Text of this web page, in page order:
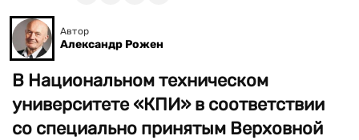
Автор
Александр Рожен
В Национальном техническом
университете «КПИ» в соответствии
со специально принятым Верховной